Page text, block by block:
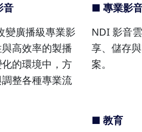
音
變廣播級專業影
高效率的製播
的環境中，方
整各種專業流
■ 專業影
NDI 影音
享、儲存
案。
■ 教育